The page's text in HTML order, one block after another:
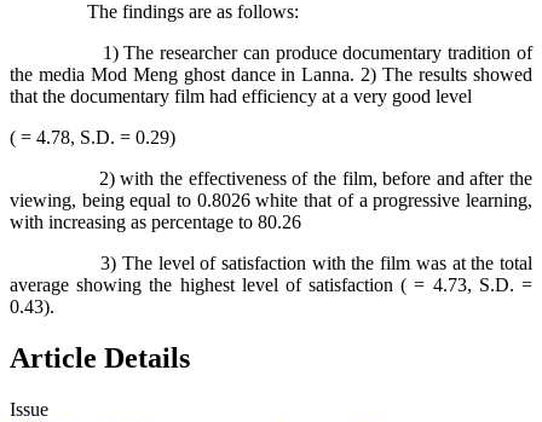
The findings are as follows:
1) The researcher can produce documentary tradition of
the media Mod Meng ghost dance in Lanna. 2) The results showed
that the documentary film had efficiency at a very good level
( = 4.78, S.D. = 0.29)
2) with the effectiveness of the film, before and after the
viewing, being equal to 0.8026 white that of a progressive learning,
with increasing as percentage to 80.26
3) The level of satisfaction with the film was at the total
average showing the highest level of satisfaction ( = 4.73, S.D. =
0.43).
Article Details
Issue